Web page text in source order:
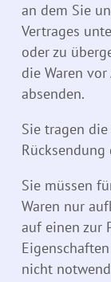
an dem Sie
Vertrages
oder zu
die Waren
absenden.
Sie tragen
Rücksendung
Sie müssen
Waren nur
auf einen zur
nicht